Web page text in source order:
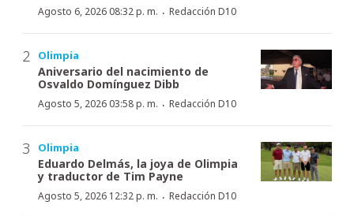
Agosto 6, 2026 08:32 p. m. · Redacción D10
Olimpia
Aniversario del nacimiento de
Osvaldo Domínguez Dibb
Agosto 5, 2026 03:58 p. m. · Redacción D10
Olimpia
Eduardo Delmás, la joya de Olimpia
y traductor de Tim Payne
Agosto 5, 2026 12:32 p. m. · Redacción D10